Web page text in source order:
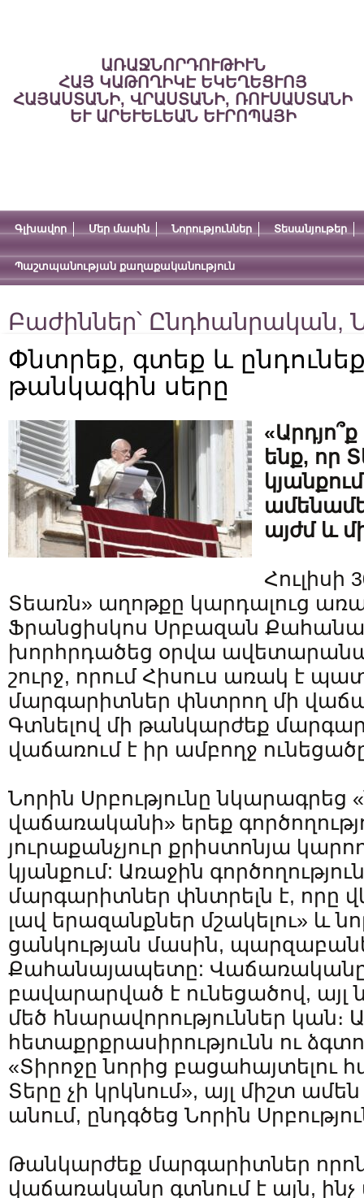
ԱՌԱՋՆՈՐԴՈՒԹԻՒՆ
ՀԱՅ ԿԱԹՈՂԻԿԷ ԵԿԵՂԵՑՒՈՅ
ՀԱՅԱՍՏԱՆԻ, ՎՐԱՍՏԱՆԻ, ՌՈՒՍԱՍՏԱՆԻ
ԵՒ ԱՐԵՒԵԼԵԱՆ ԵՒՐՈՊԱՅԻ
Գլխավոր Մեր մասին Նորություններ Տեսանյութեր
Պաշտպանության քաղաքականություն
Բաժիններ՝ Ընդհանրական,
Փնտրեք, գտեք և
թանկագին սերը
ենք, որ
այժմ և
Հուլիսի
Տեառն» աղոթքը կարդալուց
Ֆրանցիսկոս Սրբազան
խորհրդածեց օրվա
շուրջ, որում Հիսուս առակ է
մարգարիտներ փնտրող մի
Գտնելով մի թանկարժեք
վաճառում է իր ամբողջ
Նորին Սրբությունը
վաճառականի» երեք
յուրաքանչյուր քրիստոնյա
կյանքում: Առաջին
մարգարիտներ փնտրելն է, որը
լավ երազանքներ մշակելու» և
ցանկության մասին,
Քահանայապետը: Վաճառականը
բավարարված է ունեցածով, այլ
մեծ հնարավորություններ կան։
հետաքրքրասիրությունն ու
«Տիրոջը նորից բացահայտելու
Տերը չի կրկնում», այլ միշտ
անում, ընդգծեց Նորին
Թանկարժեք մարգարիտներ
վաճառականը գտնում է այն, ինչ